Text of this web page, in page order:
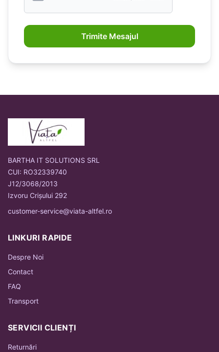
Trimite Mesajul
BARTHA IT SOLUTIONS SRL
CUI: RO32339740
J12/3068/2013
Izvoru Crișului 292
customer-service@viata-altfel.ro
LINKURI RAPIDE
Despre Noi
Contact
FAQ
Transport
SERVICII CLIENȚI
Returnări